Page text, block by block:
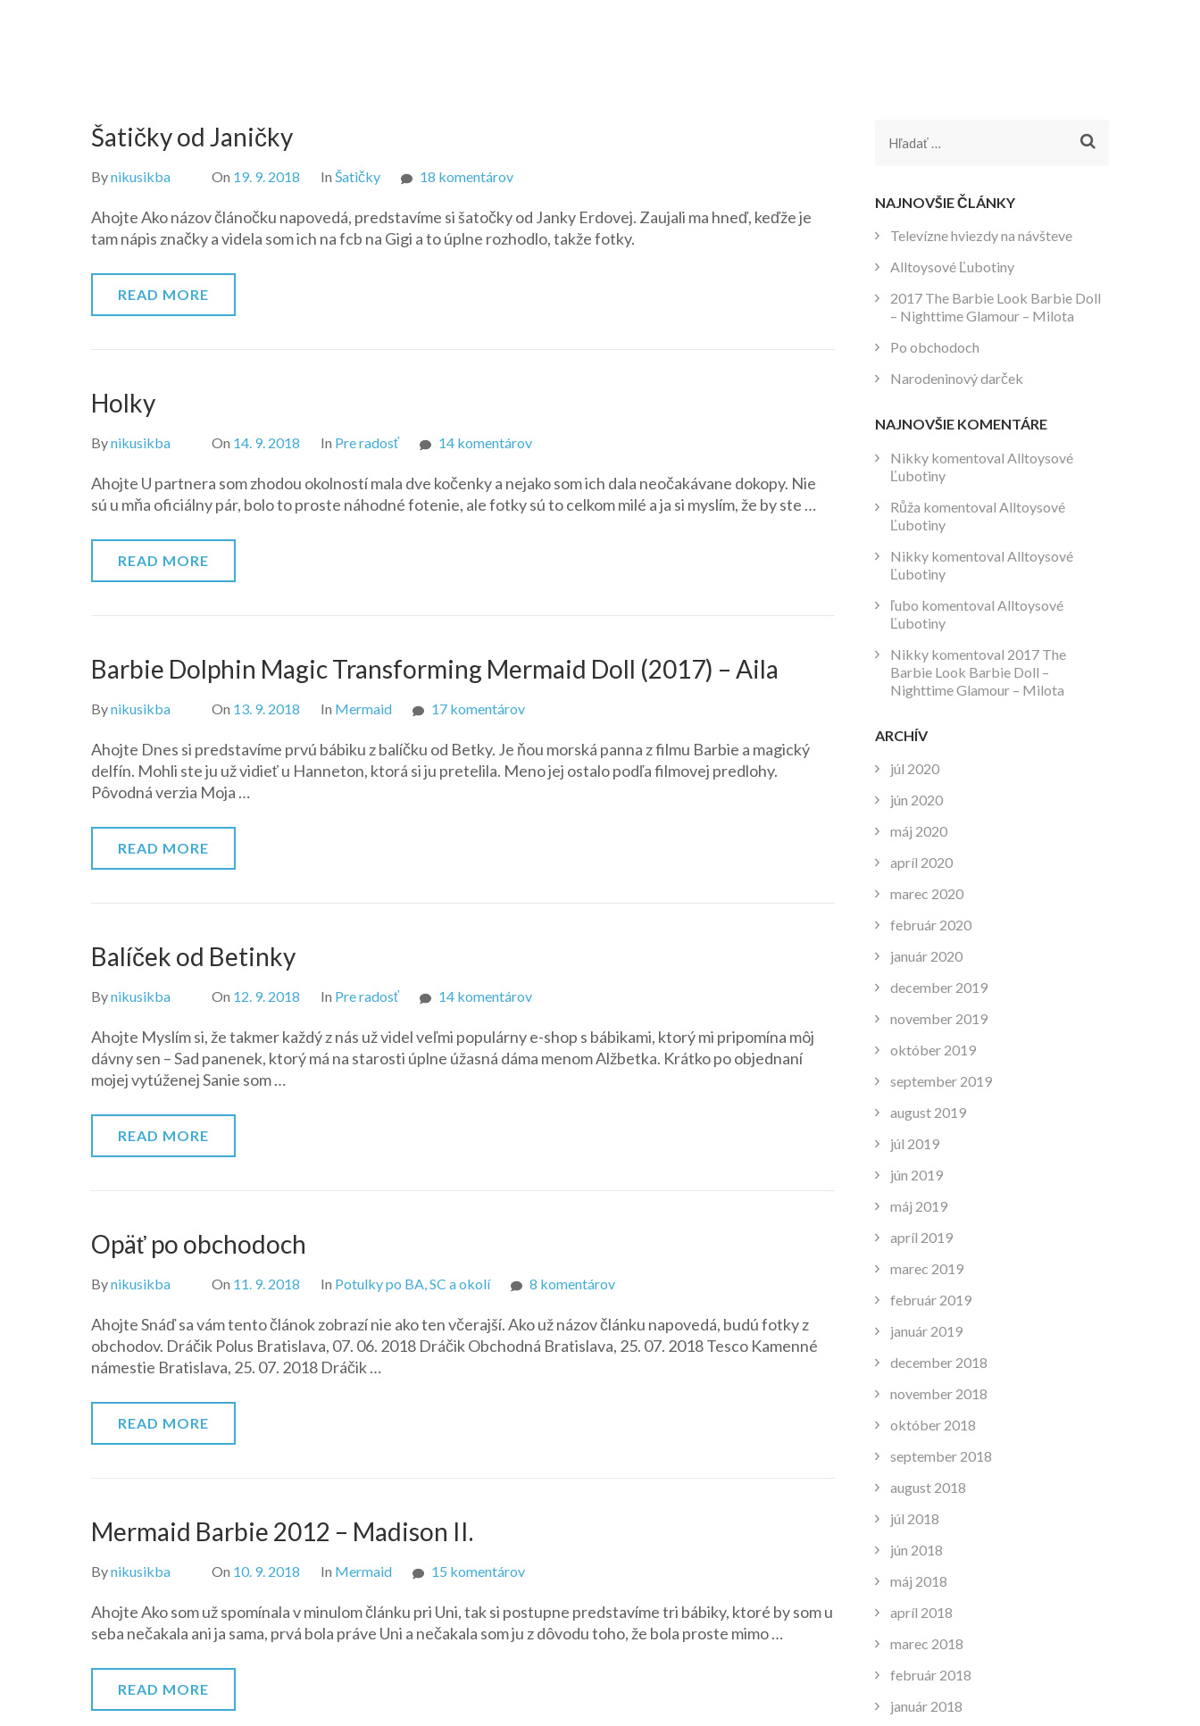
Šatičky od Janičky
Bynikusikba On 19. 9. 2018 In Šatičky 18 komentárovna
od
Janičky
Ahojte Ako názov článočku napovedá, predstavíme si šatočky od Janky Erdovej. Zaujali ma hneď, keďže je
tam nápis značky a videla som ich na fcb na Gigi a to úplne rozhodlo, takže fotky.
READ MORE
Holky
Bynikusikba On 14. 9. 2018 In Pre radosť 14 komentárovna
Ahojte U partnera som zhodou okolností mala dve kočenky a nejako som ich dala neočakávane dokopy. Nie
sú u mňa oficiálny pár, bolo to proste náhodné fotenie, ale fotky sú to celkom milé a ja si myslím, že by ste …
READ MORE
Barbie Dolphin Magic Transforming Mermaid Doll (2017) – Aila
Bynikusikba On 13. 9. 2018 In Mermaid 17 komentárovna
Dolphin
Magic
Ahojte Dnes si predstavíme prvú bábiku z balíčku od Betky. Je ňou morská panna z filmu Barbie a magický
delfín. Mohli ste ju už vidieť u Hanneton, ktorá si ju pretelila. Meno jej ostalo podľa filmovej predlohy.
Pôvodná verzia Moja …
READ MORE
Balíček od Betinky
Bynikusikba On 12. 9. 2018 In Pre radosť 14 komentárovna
od
Betinky
Ahojte Myslím si, že takmer každý z nás už videl veľmi populárny e-shop s bábikami, ktorý mi pripomína môj
dávny sen – Sad panenek, ktorý má na starosti úplne úžasná dáma menom Alžbetka. Krátko po objednaní
mojej vytúženej Sanie som …
READ MORE
Opäť po obchodoch
Bynikusikba On 11. 9. 2018 In Potulky po BA, SC a okolí 8 komentárovna
po
obchodoch
Ahojte Snáď sa vám tento článok zobrazí nie ako ten včerajší. Ako už názov článku napovedá, budú fotky z
obchodov. Dráčik Polus Bratislava, 07. 06. 2018 Dráčik Obchodná Bratislava, 25. 07. 2018 Tesco Kamenné
námestie Bratislava, 25. 07. 2018 Dráčik …
READ MORE
Mermaid Barbie 2012 – Madison II.
Bynikusikba On 10. 9. 2018 In Mermaid 15 komentárovna
Barbie
2012
Ahojte Ako som už spomínala v minulom článku pri Uni, tak si postupne predstavíme tri bábiky, ktoré by som u
seba nečakala ani ja sama, prvá bola práve Uni a nečakala som ju z dôvodu toho, že bola proste mimo …
READ MORE
Hľadať:
NAJNOVŠIE ČLÁNKY
Televízne hviezdy na návšteve
Alltoysové Ľubotiny
2017 The Barbie Look Barbie Doll
– Nighttime Glamour – Milota
Po obchodoch
Narodeninový darček
NAJNOVŠIE KOMENTÁRE
Nikkykomentoval Alltoysové
Ľubotiny
Růža komentoval Alltoysové
Ľubotiny
Nikkykomentoval Alltoysové
Ľubotiny
ľubo komentoval Alltoysové
Ľubotiny
Nikkykomentoval 2017 The
Barbie Look Barbie Doll –
Nighttime Glamour – Milota
ARCHÍV
júl 2020
jún 2020
máj 2020
apríl 2020
marec 2020
február 2020
január 2020
december 2019
november 2019
október 2019
september 2019
august 2019
júl 2019
jún 2019
máj 2019
apríl 2019
marec 2019
február 2019
január 2019
december 2018
november 2018
október 2018
september 2018
august 2018
júl 2018
jún 2018
máj 2018
apríl 2018
marec 2018
február 2018
január 2018